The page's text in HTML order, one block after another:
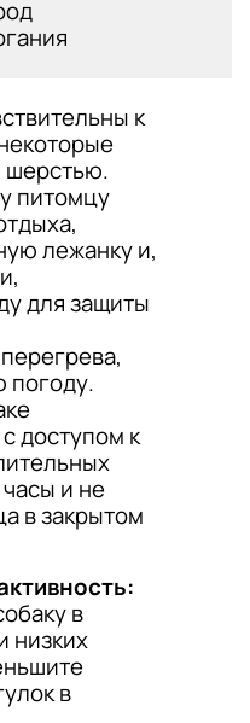
к
шерстью.
питомцу
лежанку и,
для защиты
погоду.
доступом к
и не
в закрытом
в
низких
в